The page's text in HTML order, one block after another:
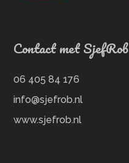
Contact met SjefRob
06 405 84 176
info@sjefrob.nl
www.sjefrob.nl